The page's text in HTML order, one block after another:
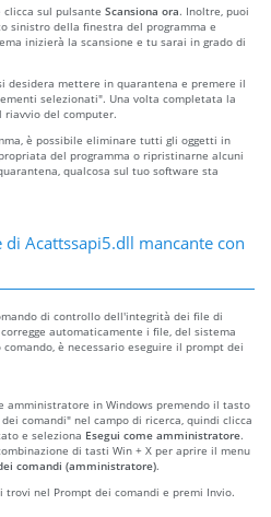
clicca sul pulsante Scansiona ora. Inoltre, puoi
sinistro della finestra del programma e
inizierà la scansione e tu sarai in grado di
desidera mettere in quarantena e premere il
selezionati". Una volta completata la
riavvio del computer.
è possibile eliminare tutti gli oggetti in
del programma o ripristinarne alcuni
qualcosa sul tuo software sta
Acattssapi5.dll mancante con
di controllo dell'integrità dei file di
automaticamente i file, del sistema
è necessario eseguire il prompt dei
amministratore in Windows premendo il tasto
comandi" nel campo di ricerca, quindi clicca
e seleziona Esegui come amministratore.
di tasti Win + X per aprire il menu
comandi (amministratore).
trovi nel Prompt dei comandi e premi Invio.